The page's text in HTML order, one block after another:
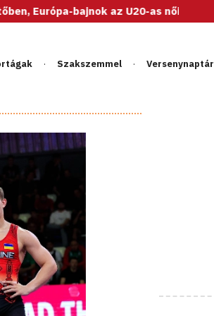
az U20-as női válogatott!
Szakszemmel Versenynaptár